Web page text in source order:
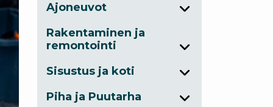
Ajoneuvot
Rakentaminen ja
remontointi
Sisustus ja koti
Piha ja Puutarha